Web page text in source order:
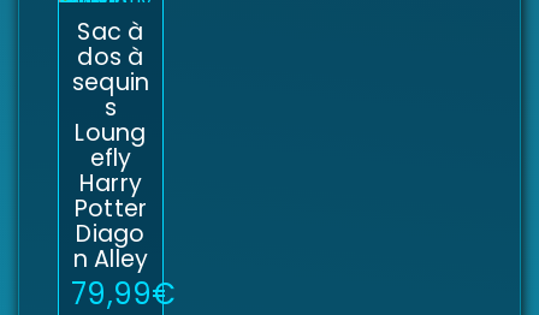
Sac à
dos à
sequin
s
Loung
efly
Harry
Potter
Diago
n Alley
79,99€